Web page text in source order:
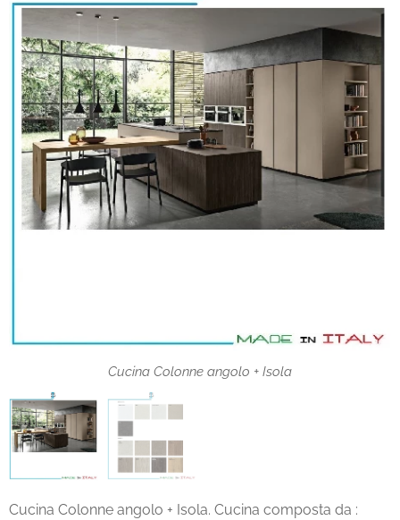
Cucina Colonne angolo + Isola
laminati
Cucina Colonne angolo + Isola. Cucina composta da :